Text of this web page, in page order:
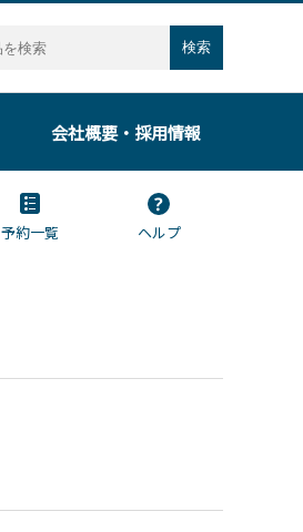
検索
会社概要・採用情報
予約一覧
ヘルプ